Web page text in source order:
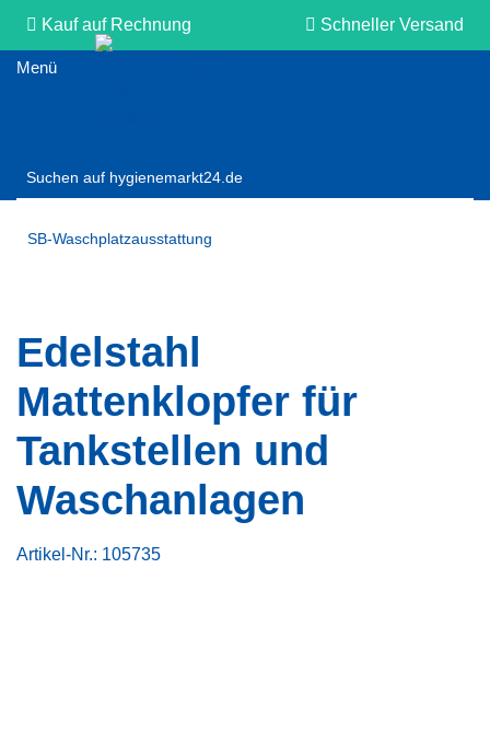
Kauf auf Rechnung Schneller Versand
SB-Waschplatzausstattung
Edelstahl
Mattenklopfer für
Tankstellen und
Waschanlagen
Artikel-Nr.: 105735